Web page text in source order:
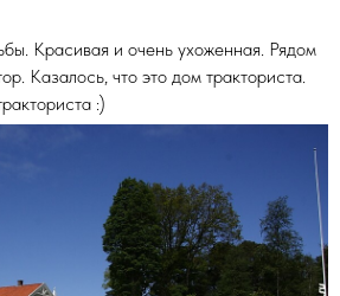
Красивая и очень ухоженная. Рядом
Казалось, что это дом тракториста.
:)